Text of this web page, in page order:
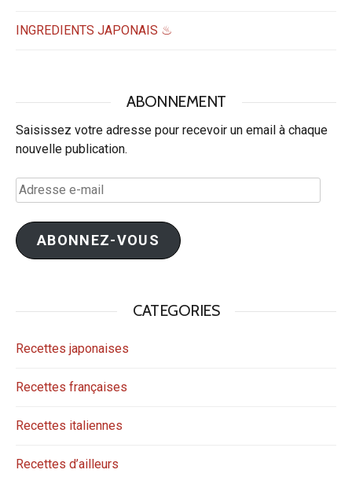
INGREDIENTS JAPONAIS ♨
ABONNEMENT
Saisissez votre adresse pour recevoir un email à chaque
nouvelle publication.
Adresse
e-
mail
ABONNEZ-VOUS
CATEGORIES
Recettes japonaises
Recettes françaises
Recettes italiennes
Recettes d’ailleurs